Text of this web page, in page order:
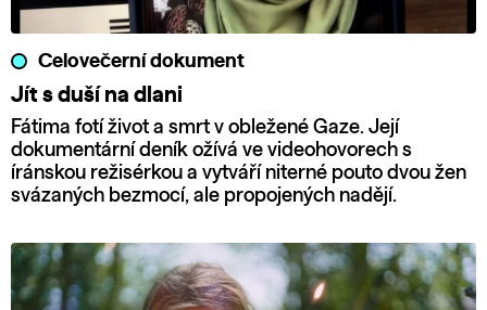
Celovečerní dokument
Jít s duší na dlani
Fátima fotí život a smrt v obležené Gaze. Její
dokumentární deník ožívá ve videohovorech s
íránskou režisérkou a vytváří niterné pouto dvou žen
svázaných bezmocí, ale propojených nadějí.